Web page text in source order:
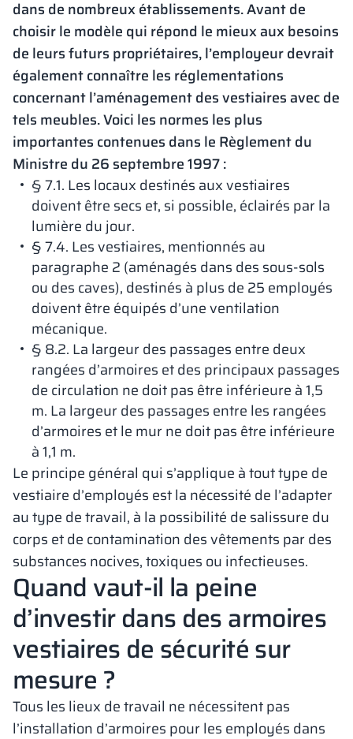
dans de nombreux établissements. Avant de
choisir le modèle qui répond le mieux aux besoins
de leurs futurs propriétaires, l’employeur devrait
également connaître les réglementations
concernant l’aménagement des vestiaires avec de
tels meubles. Voici les normes les plus
importantes contenues dans le Règlement du
Ministre du 26 septembre 1997 :
§ 7.1. Les locaux destinés aux vestiaires
doivent être secs et, si possible, éclairés par la
lumière du jour.
§ 7.4. Les vestiaires, mentionnés au
paragraphe 2 (aménagés dans des sous-sols
ou des caves), destinés à plus de 25 employés
doivent être équipés d’une ventilation
mécanique.
§ 8.2. La largeur des passages entre deux
rangées d’armoires et des principaux passages
de circulation ne doit pas être inférieure à 1,5
m. La largeur des passages entre les rangées
d’armoires et le mur ne doit pas être inférieure
à 1,1 m.
Le principe général qui s’applique à tout type de
vestiaire d’employés est la nécessité de l’adapter
au type de travail, à la possibilité de salissure du
corps et de contamination des vêtements par des
substances nocives, toxiques ou infectieuses.
Quand vaut-il la peine
d’investir dans des armoires
vestiaires de sécurité sur
mesure ?
Tous les lieux de travail ne nécessitent pas
l’installation d’armoires pour les employés dans